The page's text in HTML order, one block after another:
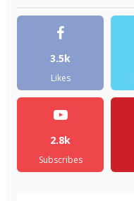
3.5k
Likes
2.8k
Subscribes